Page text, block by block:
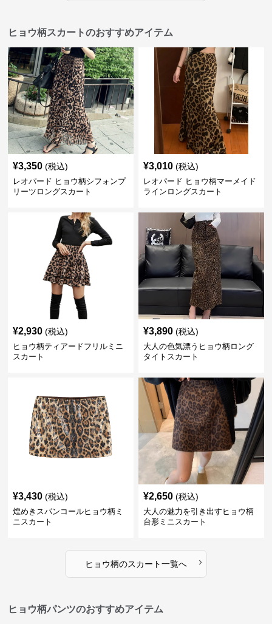
ヒョウ柄スカートのおすすめアイテム
¥3,350 (税込)
レオパード ヒョウ柄シフォンプ
リーツロングスカート
¥3,010 (税込)
レオパード ヒョウ柄マーメイド
ラインロングスカート
¥2,930 (税込)
ヒョウ柄ティアードフリルミニ
スカート
¥3,890 (税込)
大人の色気漂うヒョウ柄ロング
タイトスカート
¥3,430 (税込)
煌めきスパンコールヒョウ柄ミ
ニスカート
¥2,650 (税込)
大人の魅力を引き出すヒョウ柄
台形ミニスカート
ヒョウ柄のスカート一覧へ ›
ヒョウ柄パンツのおすすめアイテム